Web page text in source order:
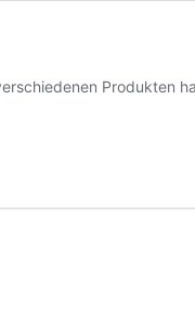
Produkten